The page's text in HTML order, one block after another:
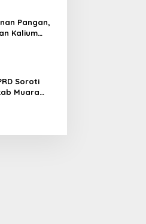
Pangan,
Kalium
Soroti
Muara